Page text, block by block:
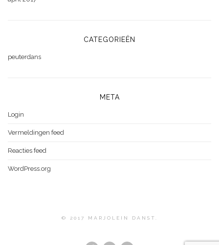
CATEGORIEËN
peuterdans
META
Login
Vermeldingen feed
Reacties feed
WordPress.org
© 2017 MARJOLEIN DANST.